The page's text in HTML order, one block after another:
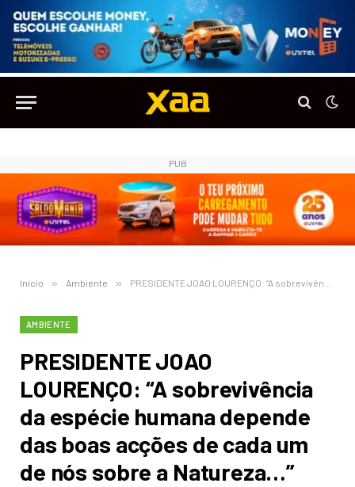
PUB
Início » Ambiente » PRESIDENTE JOAO LOURENÇO: “A sobrevivência da espécie humana depende das boas acções de cada um de nós sobre a Natureza…”
AMBIENTE
PRESIDENTE JOAO
LOURENÇO: “A sobrevivência
da espécie humana depende
das boas acções de cada um
de nós sobre a Natureza…”